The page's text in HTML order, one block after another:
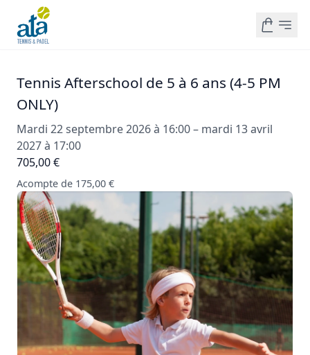
Tennis Afterschool de 5 à 6 ans (4-5 PM
ONLY)
Mardi 22 septembre 2026 à 16:00 – mardi 13 avril
2027 à 17:00
705,00 €
Acompte de 175,00 €